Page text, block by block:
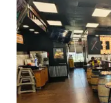
réunions
réseautage, et plus